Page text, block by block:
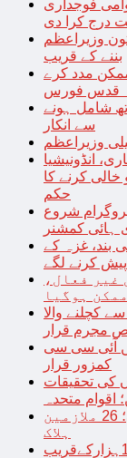
فوجداری
درج کرا دی
وزیراعظم
بننے کے قریب
مدد کرے
قدس فورس
شامل ہونے
سے انکار
وزیراعظم
انڈونیشیا
خالی کرنے کا
حکم
شروع
ہائی کمشنر
بند، غزہ کے
کرنے لگے
غیر فعال،
ہوگیا
4 افراد کو ٹرک سے کچلنے والا
مجرم قرار
آئی سی سی
کمزور قرار
کی تحقیقات
اقوام متحدہ
چین میں دفتری عمارت میں خوفناک آتشزدگی؛ 26 ملازمین
ہلاک
غزہ پر اسرائیلی حملےجاری ،شہدا کی تعداد 12ہزارکےقریب